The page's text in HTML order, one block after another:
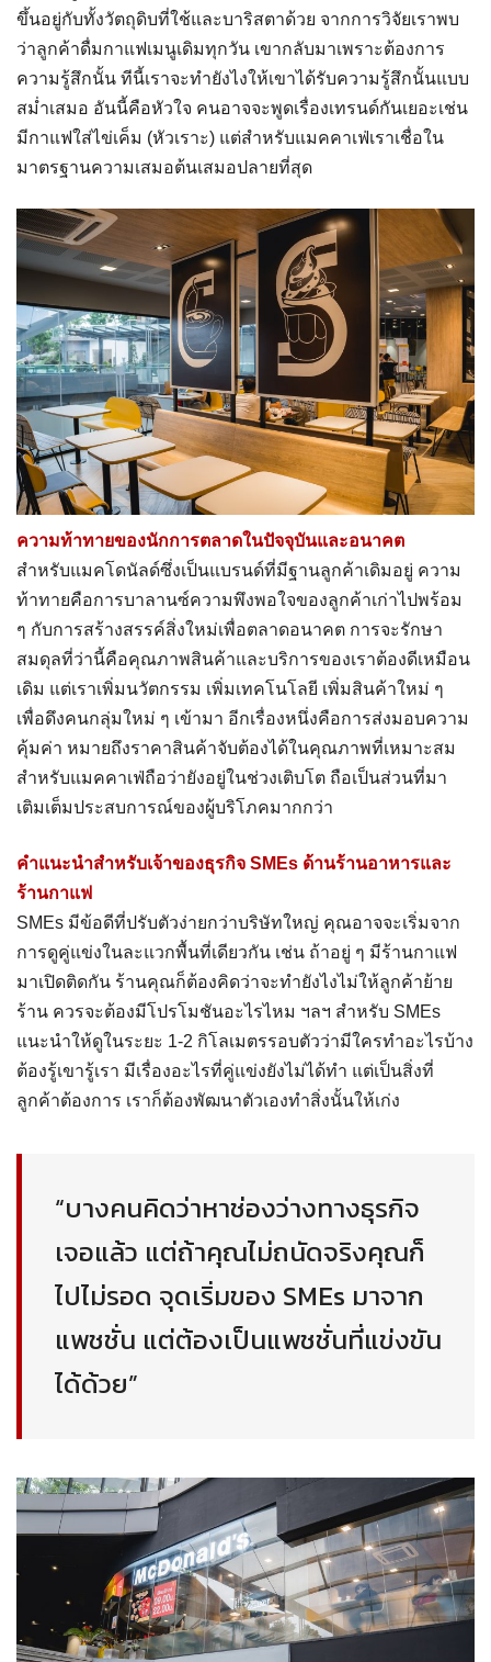
ขึ้นอยู่กับทั้งวัตถุดิบที่ใช้และบาริสตาด้วย จากการวิจัยเราพบ
ว่าลูกค้าดื่มกาแฟเมนูเดิมทุกวัน เขากลับมาเพราะต้องการ
ความรู้สึกนั้น ทีนี้เราจะทำยังไงให้เขาได้รับความรู้สึกนั้นแบบ
สม่ำเสมอ อันนี้คือหัวใจ คนอาจจะพูดเรื่องเทรนด์กันเยอะเช่น
มีกาแฟใส่ไข่เค็ม (หัวเราะ) แต่สำหรับแมคคาเฟ่เราเชื่อใน
มาตรฐานความเสมอต้นเสมอปลายที่สุด
ความท้าทายของนักการตลาดในปัจจุบันและอนาคต
สำหรับแมคโดนัลด์ซึ่งเป็นแบรนด์ที่มีฐานลูกค้าเดิมอยู่ ความ
ท้าทายคือการบาลานซ์ความพึงพอใจของลูกค้าเก่าไปพร้อม
ๆ กับการสร้างสรรค์สิ่งใหม่เพื่อตลาดอนาคต การจะรักษา
สมดุลที่ว่านี้คือคุณภาพสินค้าและบริการของเราต้องดีเหมือน
เดิม แต่เราเพิ่มนวัตกรรม เพิ่มเทคโนโลยี เพิ่มสินค้าใหม่ ๆ
เพื่อดึงคนกลุ่มใหม่ ๆ เข้ามา อีกเรื่องหนึ่งคือการส่งมอบความ
คุ้มค่า หมายถึงราคาสินค้าจับต้องได้ในคุณภาพที่เหมาะสม
สำหรับแมคคาเฟ่ถือว่ายังอยู่ในช่วงเติบโต ถือเป็นส่วนที่มา
เติมเต็มประสบการณ์ของผู้บริโภคมากกว่า
คำแนะนำสำหรับเจ้าของธุรกิจ SMEs ด้านร้านอาหารและ
ร้านกาแฟ
SMEs มีข้อดีที่ปรับตัวง่ายกว่าบริษัทใหญ่ คุณอาจจะเริ่มจาก
การดูคู่แข่งในละแวกพื้นที่เดียวกัน เช่น ถ้าอยู่ ๆ มีร้านกาแฟ
มาเปิดติดกัน ร้านคุณก็ต้องคิดว่าจะทำยังไงไม่ให้ลูกค้าย้าย
ร้าน ควรจะต้องมีโปรโมชันอะไรไหม ฯลฯ สำหรับ SMEs
แนะนำให้ดูในระยะ 1-2 กิโลเมตรรอบตัวว่ามีใครทำอะไรบ้าง
ต้องรู้เขารู้เรา มีเรื่องอะไรที่คู่แข่งยังไม่ได้ทำ แต่เป็นสิ่งที่
ลูกค้าต้องการ เราก็ต้องพัฒนาตัวเองทำสิ่งนั้นให้เก่ง
“บางคนคิดว่าหาช่องว่างทางธุรกิจ
เจอแล้ว แต่ถ้าคุณไม่ถนัดจริงคุณก็
ไปไม่รอด จุดเริ่มของ SMEs มาจาก
แพชชั่น แต่ต้องเป็นแพชชั่นที่แข่งขัน
ได้ด้วย”